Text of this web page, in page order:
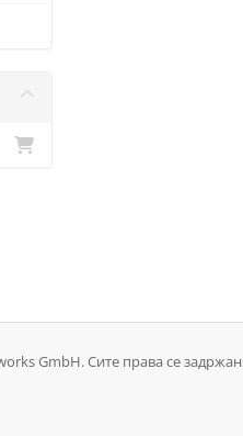
GmbH. Сите права се